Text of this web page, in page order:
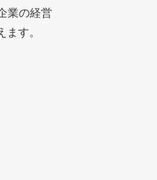
業の経営
す。